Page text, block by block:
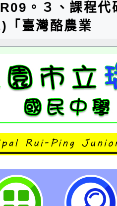
。３、課程代
「臺灣酪農業
館辦理3場次「
臺灣酪農業課程